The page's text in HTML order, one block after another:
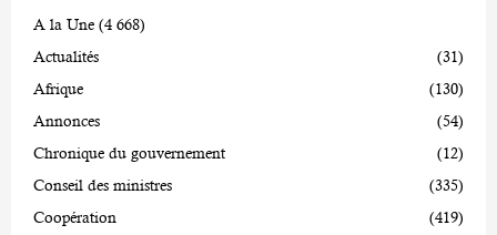
A la Une (4 668)
Actualités
(31)
Afrique
(130)
Annonces
(54)
Chronique du gouvernement
(12)
Conseil des ministres
(335)
Coopération
(419)